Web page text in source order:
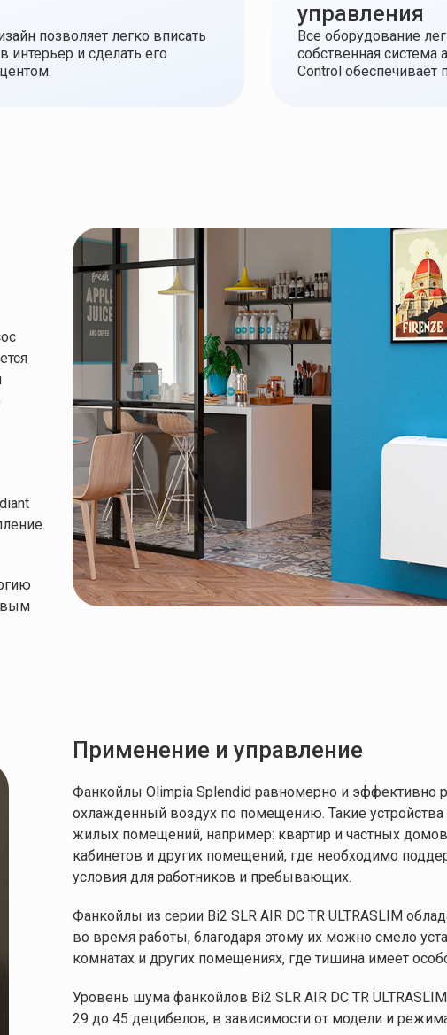
позволяет легко вписать
интерьер и сделать его
управления
Все оборудование
собственная система
Control обеспечивает
Применение и управление
Фанкойлы Olimpia Splendid равномерно и эффективно
охлажденный воздух по помещению. Такие устройства
жилых помещений, например: квартир и частных
кабинетов и других помещений, где необходимо
условия для работников и пребывающих.
Фанкойлы из серии Bi2 SLR AIR DC TR ULTRASLIM
во время работы, благодаря этому их можно смело
комнатах и других помещениях, где тишина имеет
Уровень шума фанкойлов Bi2 SLR AIR DC TR
29 до 45 децибелов, в зависимости от модели и
модификаций
DC TR SLR AIR 600 DC TR SLR AIR 800 DC TR
Белый Белый
Италия Италия
19,5 кг 22,5 кг
7 / 11 / 20 Вт 8 / 12 / 24 Вт
460 м³/час 575 м³/час
220 В 220 В
заявку
с вами в ближайшее время.